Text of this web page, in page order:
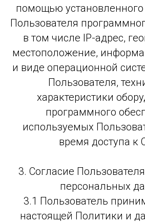
помощью установленного
Пользователя
в том числе IP-адрес,
местоположение,
и виде операционной
Пользователя,
характеристики
программного
используемых
время доступа к
3. Согласие
персональных
3.1 Пользователь
настоящей Политики и